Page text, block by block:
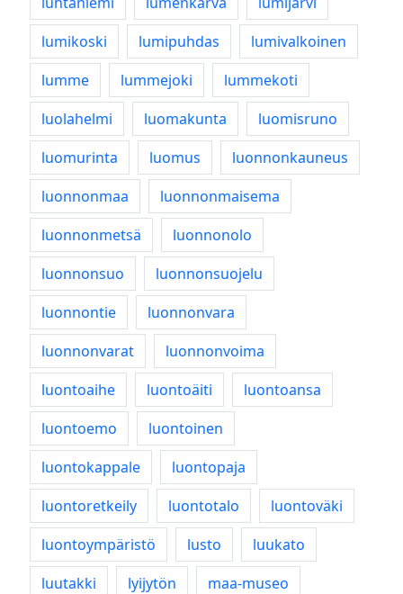
lumikoski
lumipuhdas
lumivalkoinen
lumme
lummejoki
lummekoti
luolahelmi
luomakunta
luomisruno
luomurinta
luomus
luonnonkauneus
luonnonmaa
luonnonmaisema
luonnonmetsä
luonnonolo
luonnonsuo
luonnonsuojelu
luonnontie
luonnonvara
luonnonvarat
luonnonvoima
luontoaihe
luontoäiti
luontoansa
luontoemo
luontoinen
luontokappale
luontopaja
luontoretkeily
luontotalo
luontoväki
luontoympäristö
lusto
luukato
luutakki
lyijytön
maa-museo